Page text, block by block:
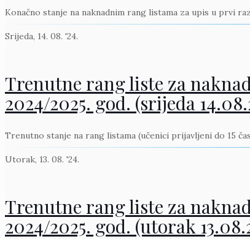
Konačno stanje na naknadnim rang listama za upis u prvi
Srijeda, 14. 08. '24.
Trenutne rang liste za
2024/2025. god. (srijeda
Trenutno stanje na rang listama (učenici prijavljeni do 15
Utorak, 13. 08. '24.
Trenutne rang liste za
2024/2025. god. (utorak